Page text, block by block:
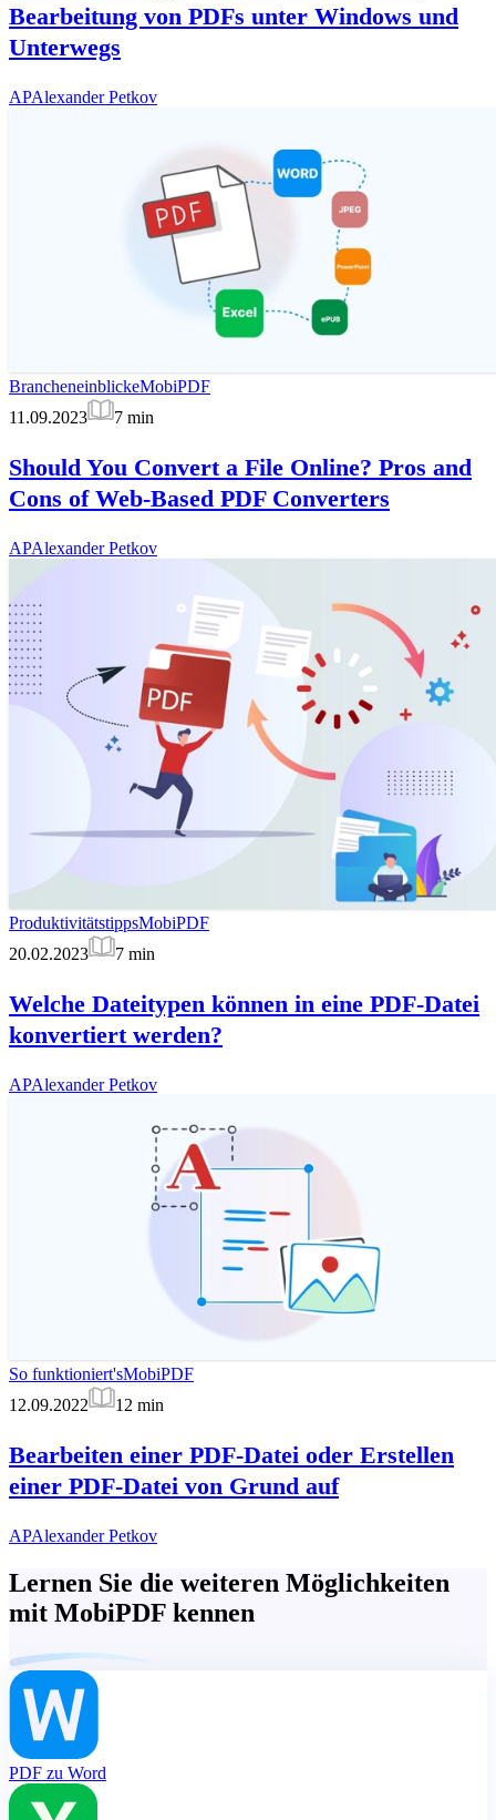
Bearbeitung von PDFs unter Windows und
Unterwegs
APAlexander Petkov
BrancheneinblickeMobiPDF
11.09.2023
7 min
Should You Convert a File Online? Pros and
Cons of Web-Based PDF Converters
APAlexander Petkov
ProduktivitätstippsMobiPDF
20.02.2023
7 min
Welche Dateitypen können in eine PDF-Datei
konvertiert werden?
APAlexander Petkov
So funktioniert'sMobiPDF
12.09.2022
12 min
Bearbeiten einer PDF-Datei oder Erstellen
einer PDF-Datei von Grund auf
APAlexander Petkov
Lernen Sie die weiteren Möglichkeiten
mit MobiPDF kennen
PDF zu Word